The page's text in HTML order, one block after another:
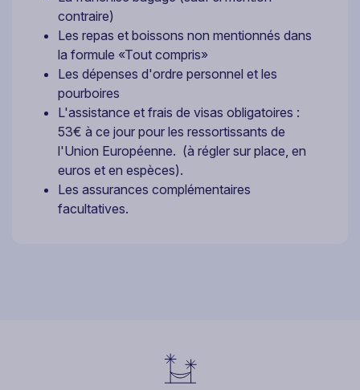
contraire)
Les repas et boissons non mentionnés dans
la formule «Tout compris»
Les dépenses d'ordre personnel et les
pourboires
L'assistance et frais de visas obligatoires :
53€ à ce jour pour les ressortissants de
l'Union Européenne. (à régler sur place, en
euros et en espèces).
Les assurances complémentaires
facultatives.